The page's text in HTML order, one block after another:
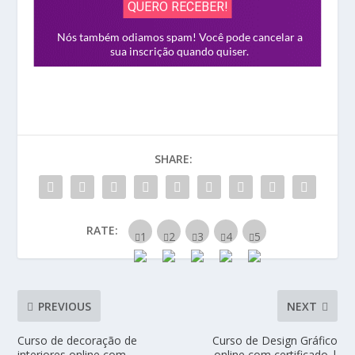
SHARE:
RATE:
PREVIOUS
Curso de decoração de
NEXT
Curso de Design Gráfico